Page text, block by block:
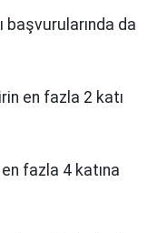
başvurularında da
en fazla 2 katı
fazla 4 katına